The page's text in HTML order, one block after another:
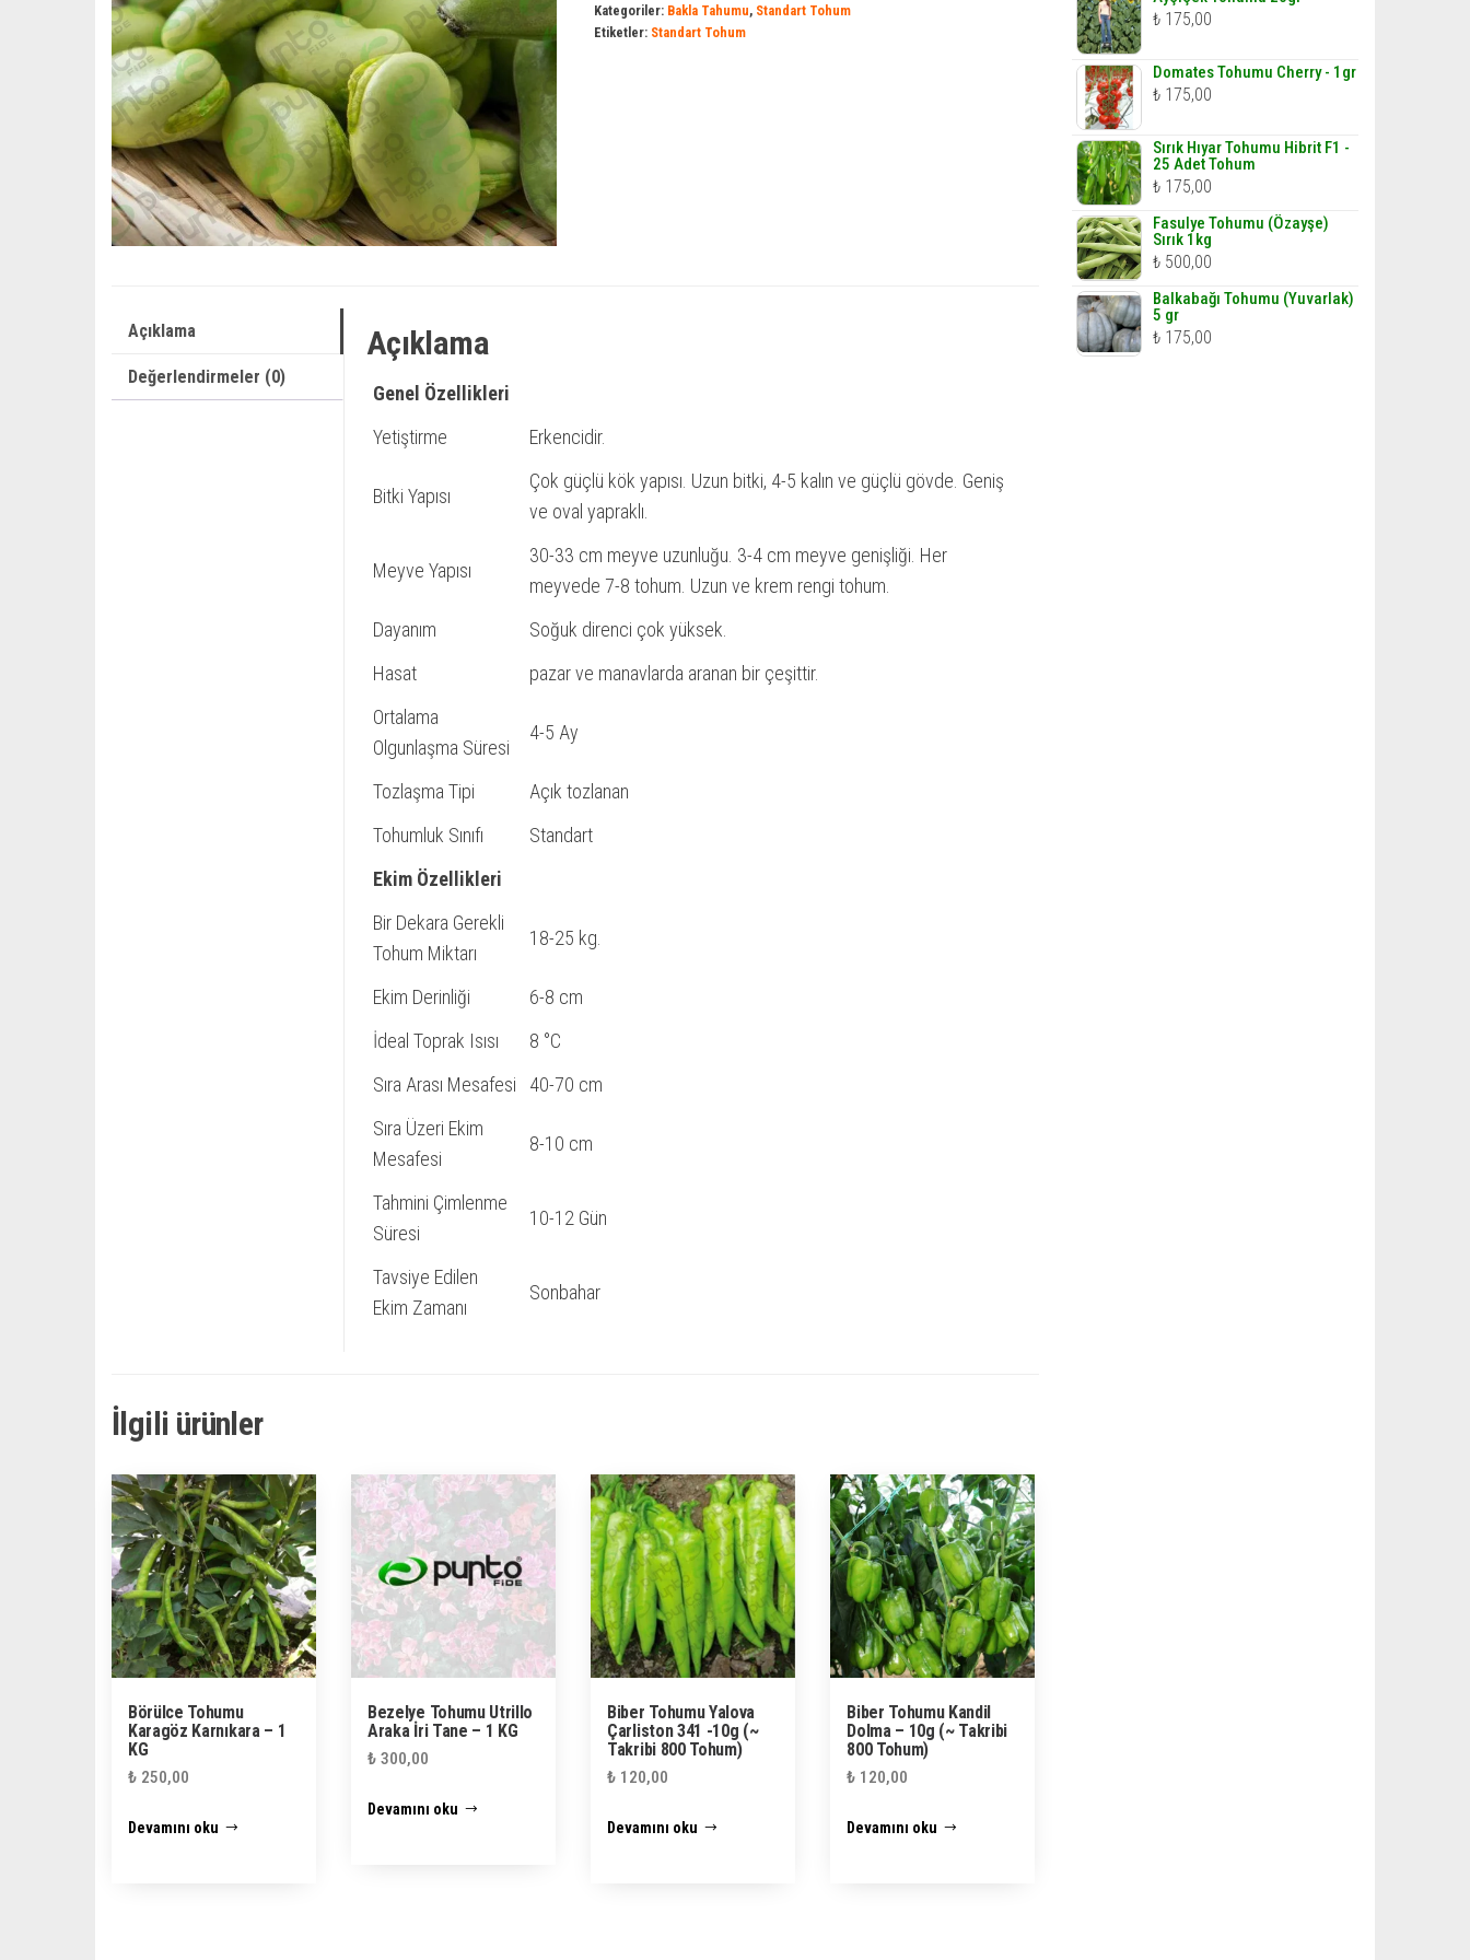
Kategoriler: Bakla Tahumu, Standart Tohum
Etiketler: Standart Tohum
Açıklama
Değerlendirmeler (0)
Açıklama
Genel Özellikleri
Yetiştirme
Erkencidir.
Bitki Yapısı
Çok güçlü kök yapısı. Uzun bitki, 4-5 kalın ve güçlü gövde. Geniş
ve oval yapraklı.
Meyve Yapısı
30-33 cm meyve uzunluğu. 3-4 cm meyve genişliği. Her
meyvede 7-8 tohum. Uzun ve krem rengi tohum.
Dayanım
Soğuk direnci çok yüksek.
Hasat
pazar ve manavlarda aranan bir çeşittir.
Ortalama
Olgunlaşma Süresi
4-5 Ay
Tozlaşma Tipi
Açık tozlanan
Tohumluk Sınıfı
Standart
Ekim Özellikleri
Bir Dekara Gerekli
Tohum Miktarı
18-25 kg.
Ekim Derinliği
6-8 cm
İdeal Toprak Isısı
8 °C
Sıra Arası Mesafesi
40-70 cm
Sıra Üzeri Ekim
Mesafesi
8-10 cm
Tahmini Çimlenme
Süresi
10-12 Gün
Tavsiye Edilen
Ekim Zamanı
Sonbahar
İlgili ürünler
Börülce Tohumu
Karagöz Karnıkara – 1
KG
₺ 250,00
Devamını oku
Bezelye Tohumu Utrillo
Araka İri Tane – 1 KG
₺ 300,00
Devamını oku
Biber Tohumu Yalova
Çarliston 341 -10g (~
Takribi 800 Tohum)
₺ 120,00
Devamını oku
Biber Tohumu Kandil
Dolma – 10g (~ Takribi
800 Tohum)
₺ 120,00
Devamını oku
₺175,00
Domates Tohumu Cherry - 1gr
₺175,00
Sırık Hıyar Tohumu Hibrit F1 -
25 Adet Tohum
₺175,00
Fasulye Tohumu (Özayşe)
Sırık 1kg
₺500,00
Balkabağı Tohumu (Yuvarlak)
5 gr
₺175,00